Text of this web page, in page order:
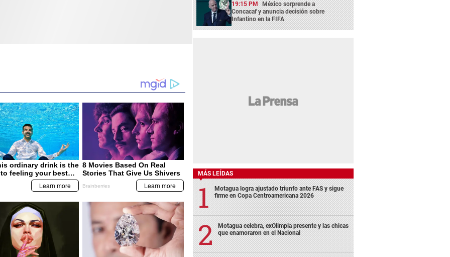
19:15 PM México sorprende a
Concacaf y anuncia decisión sobre
Infantino en la FIFA
MÁS LEÍDAS
Motagua logra ajustado triunfo ante FAS y sigue
firme en Copa Centroamericana 2026
Motagua celebra, exOlimpia presente y las chicas
que enamoraron en el Nacional